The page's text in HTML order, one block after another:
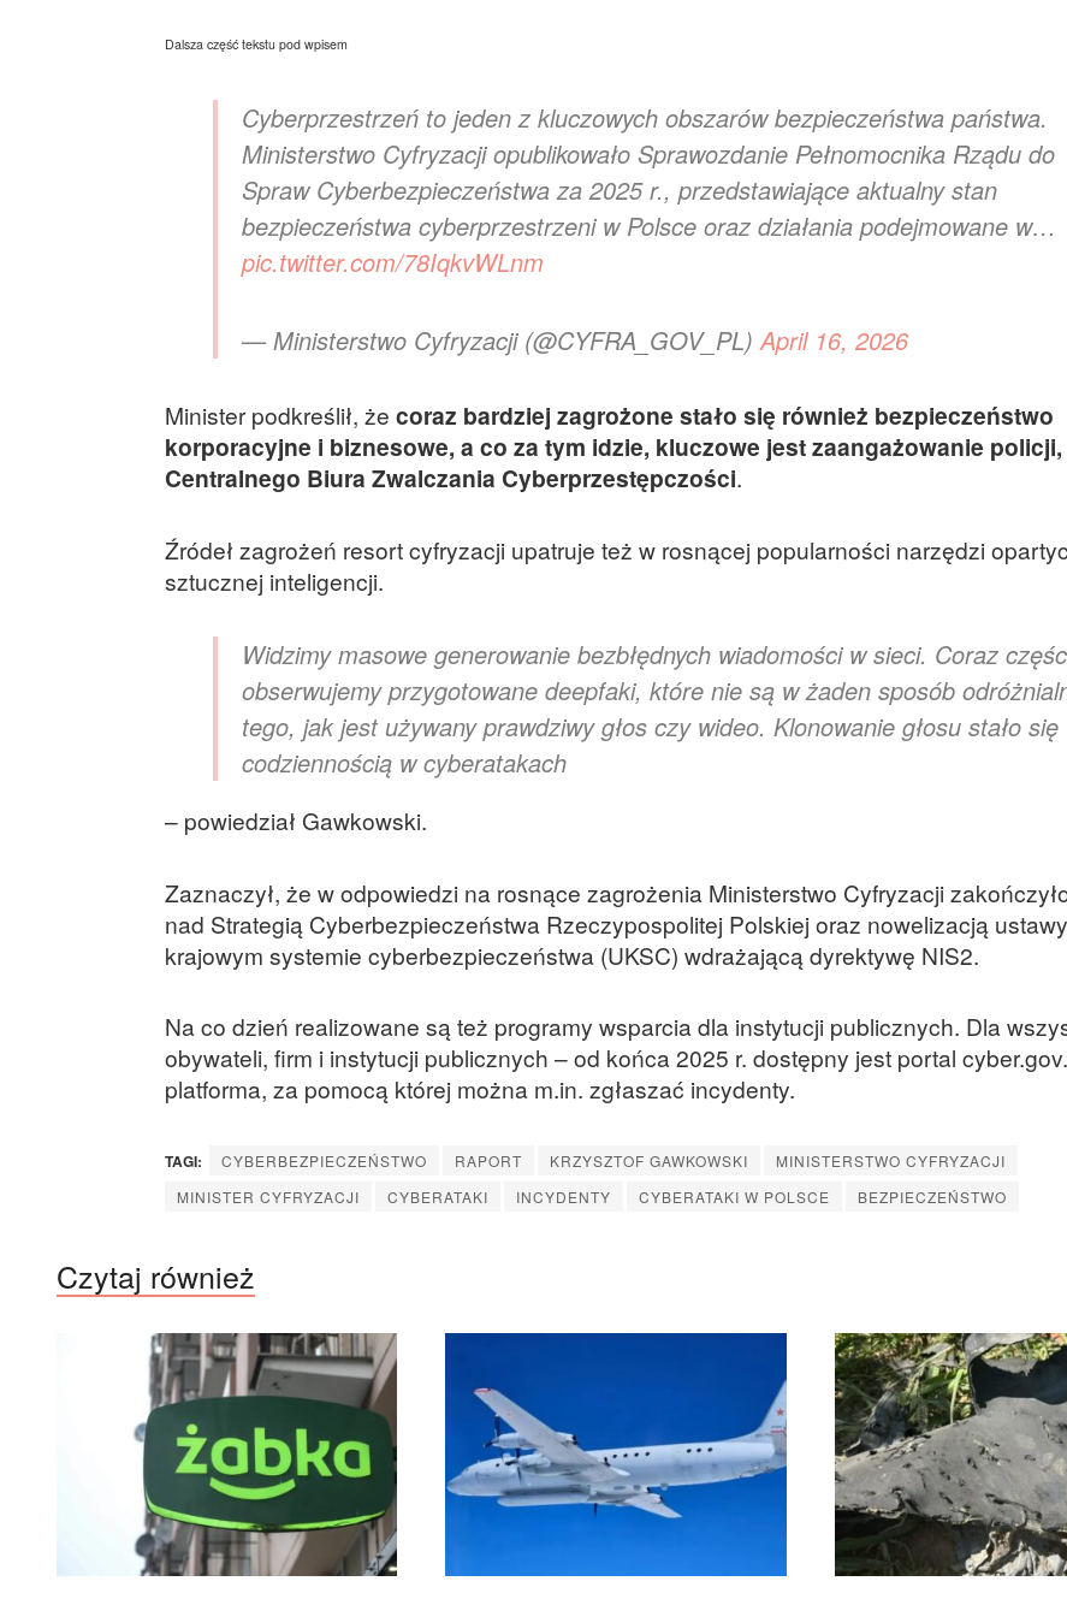
Dalsza część tekstu pod wpisem
Cyberprzestrzeń to jeden z kluczowych obszarów bezpieczeństwa państwa.
Ministerstwo Cyfryzacji opublikowało Sprawozdanie Pełnomocnika Rządu do
Spraw Cyberbezpieczeństwa za 2025 r., przedstawiające aktualny stan
bezpieczeństwa cyberprzestrzeni w Polsce oraz działania podejmowane w…
pic.twitter.com/78IqkvWLnm
— Ministerstwo Cyfryzacji (@CYFRA_GOV_PL)April 16, 2026
Minister podkreślił, że coraz bardziej zagrożone stało się również bezpieczeństwo
korporacyjne i biznesowe, a co za tym idzie, kluczowe jest zaangażowanie
Centralnego Biura Zwalczania Cyberprzestępczości.
Źródeł zagrożeń resort cyfryzacji upatruje też w rosnącej popularności narzędzi
sztucznej inteligencji.
Widzimy masowe generowanie bezbłędnych wiadomości w sieci. Coraz
obserwujemy przygotowane deepfaki, które nie są w żaden sposób
tego, jak jest używany prawdziwy głos czy wideo. Klonowanie głosu stało się
codziennością w cyberatakach
– powiedział Gawkowski.
Zaznaczył, że w odpowiedzi na rosnące zagrożenia Ministerstwo Cyfryzacji
nad Strategią Cyberbezpieczeństwa Rzeczypospolitej Polskiej oraz nowelizacją
krajowym systemie cyberbezpieczeństwa (UKSC) wdrażającą dyrektywę NIS2.
Na co dzień realizowane są też programy wsparcia dla instytucji publicznych. Dla
obywateli, firm i instytucji publicznych – od końca 2025 r. dostępny jest portal
platforma, za pomocą której można m.in. zgłaszać incydenty.
TAGI: CYBERBEZPIECZEŃSTWO RAPORT KRZYSZTOF GAWKOWSKI
MINISTERSTWO CYFRYZACJI
MINISTER CYFRYZACJI
CYBERATAKI INCYDENTY CYBERATAKI W POLSCE BEZPIECZEŃSTWO
Czytaj również